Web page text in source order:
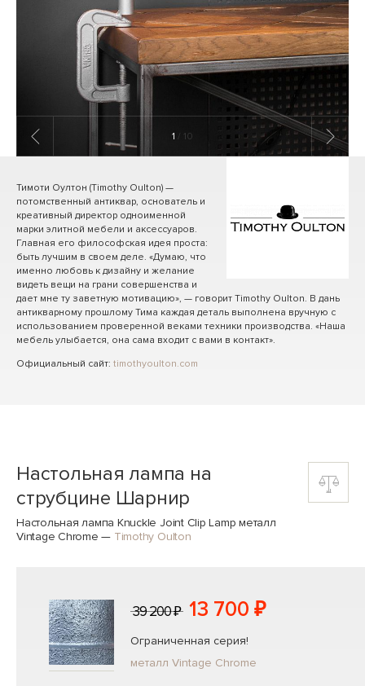
1 / 10
Тимоти Оултон (Timothy Oulton) —
потомственный антиквар, основатель и
креативный директор одноименной
марки элитной мебели и аксессуаров.
Главная его философская идея проста:
быть лучшим в своем деле. «Думаю, что
именно любовь к дизайну и желание
видеть вещи на грани совершенства и
дает мне ту заветную мотивацию», — говорит Timothy Oulton. В дань
антикварному прошлому Тима каждая деталь выполнена вручную с
использованием проверенной веками техники производства. «Наша
мебель улыбается, она сама входит с вами в контакт».
Официальный сайт: timothyoulton.com
Настольная лампа на
струбцине Шарнир
Настольная лампа Knuckle Joint Clip Lamp металл
Vintage Chrome — Timothy Oulton
39 200 ₽ 13 700 ₽
Ограниченная серия!
металл Vintage Chrome